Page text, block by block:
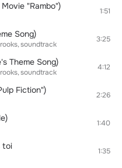
"Rambo") 1:51
Song)
soundtrack
3:25
Theme Song)
soundtrack
4:12
Fiction") 2:26
1:40
toi 1:35